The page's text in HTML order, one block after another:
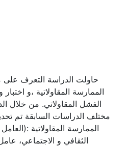
حاولت الدراسة التعرف على
الممارسة المقاولاتية ،و
الفشل المقاولاتي. من خلال
مختلف الدراسات السابقة تم
الممارسة المقاولاتية
الثقافي و الاجتماعي،